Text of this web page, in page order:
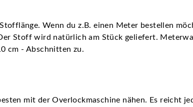
Wenn du z.B. einen Meter bestellen
Stoff wird natürlich am Stück geliefert.
cm - Abschnitten zu.
mit der Overlockmaschine nähen. Es reicht